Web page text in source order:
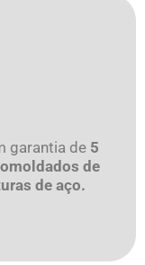
garantia de 5
de
de aço.